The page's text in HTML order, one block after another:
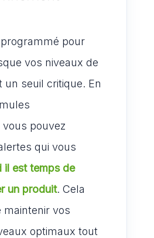
pour
vos niveaux de
un seuil critique. En
pouvez
qui vous
il est temps de
un produit. Cela
vos
optimaux tout